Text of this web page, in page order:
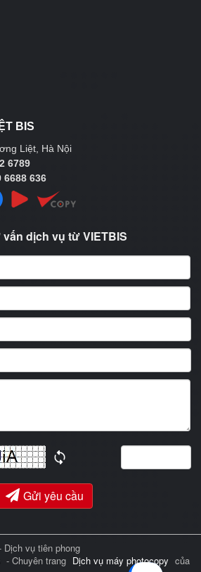
BIS
Liệt, Hà Nội
6789
6688 636
dịch vụ từ VIETBIS
Gửi yêu cầu
vụ tiên phong
- Chuyên trang Dịch vụ máy photocopy của